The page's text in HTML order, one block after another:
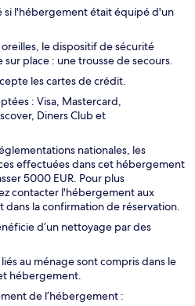
si l'hébergement était équipé d'un
le dispositif de sécurité
place : une trousse de secours.
les cartes de crédit.
: Visa, Mastercard,
Diners Club et
nationales, les
effectuées dans cet hébergement
5000 EUR. Pour plus
contacter l'hébergement aux
la confirmation de réservation.
d’un nettoyage par des
au ménage sont compris dans le
hébergement.
de l’hébergement :